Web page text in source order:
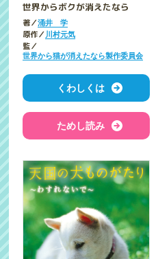
世界からボクが消えたなら
著／涌井 学
原作／川村元気
監／
世界から猫が消えたなら製作委員会
くわしくは
ためし読み